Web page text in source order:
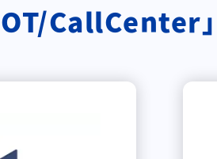
CallCenter